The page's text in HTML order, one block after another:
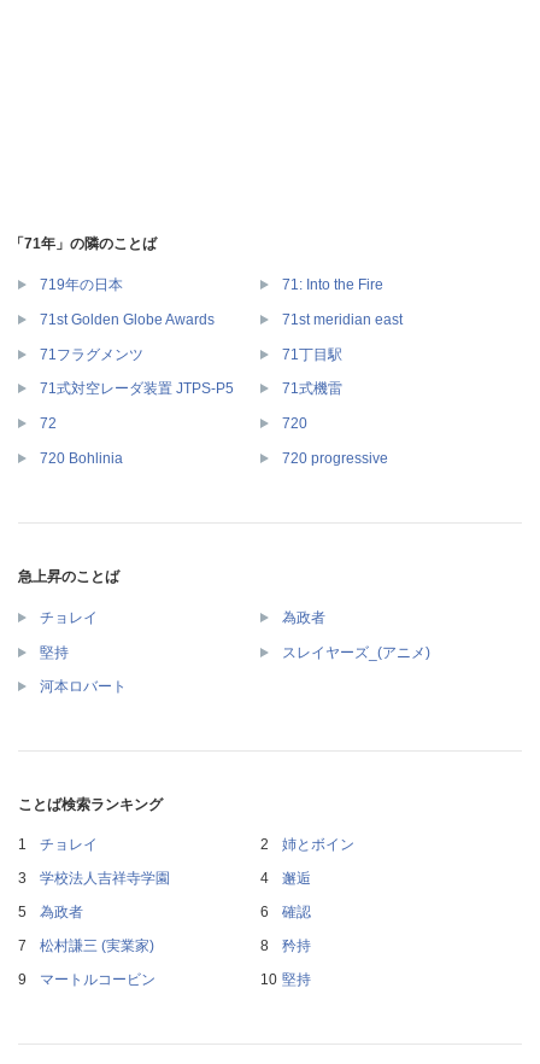
「71年」の隣のことば
719年の日本 71: Into the Fire
71st Golden Globe Awards 71st meridian east
71フラグメンツ 71丁目駅
71式対空レーダ装置 JTPS-P5 71式機雷
72 720
720 Bohlinia 720 progressive
急上昇のことば
チョレイ 為政者
堅持 スレイヤーズ_(アニメ)
河本ロバート
ことば検索ランキング
チョレイ
姉とボイン
学校法人吉祥寺学園
邂逅
為政者
確認
松村謙三 (実業家)
矜持
マートルコービン
堅持